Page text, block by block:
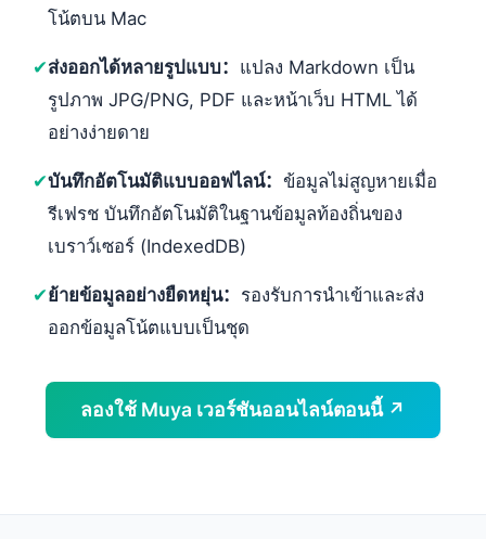
โน้ตบน Mac
✔ส่งออกได้หลายรูปแบบ： แปลง Markdown เป็น
รูปภาพ JPG/PNG, PDF และหน้าเว็บ HTML ได้
อย่างง่ายดาย
✔บันทึกอัตโนมัติแบบออฟไลน์： ข้อมูลไม่สูญหายเมื่อ
รีเฟรช บันทึกอัตโนมัติในฐานข้อมูลท้องถิ่นของ
เบราว์เซอร์ (IndexedDB)
✔ย้ายข้อมูลอย่างยืดหยุ่น： รองรับการนำเข้าและส่ง
ออกข้อมูลโน้ตแบบเป็นชุด
ลองใช้ Muya เวอร์ชันออนไลน์ตอนนี้ ↗